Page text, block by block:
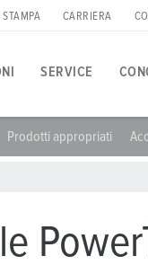
STAMPA CARRIERA
SERVICE
AI CORSI DI
Prodotti appropriati